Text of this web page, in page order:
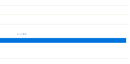
もっと見る